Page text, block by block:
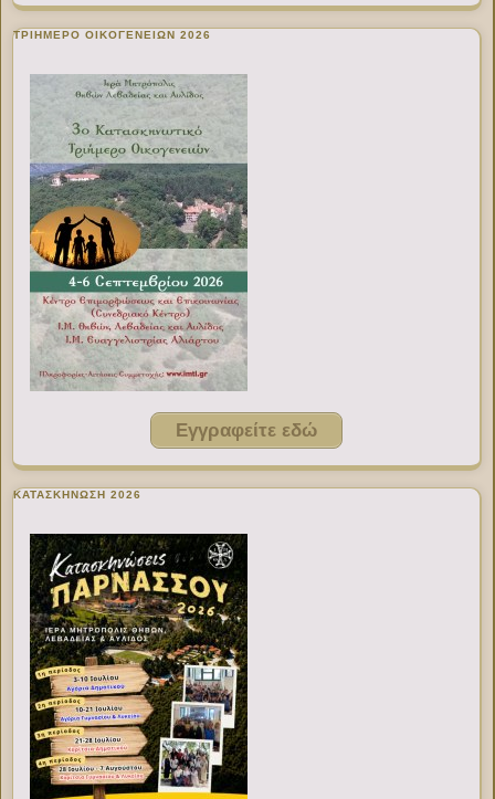
ΤΡΙΗΜΕΡΟ ΟΙΚΟΓΕΝΕΙΩΝ 2026
Εγγραφείτε εδώ
ΚΑΤΑΣΚΗΝΩΣΗ 2026